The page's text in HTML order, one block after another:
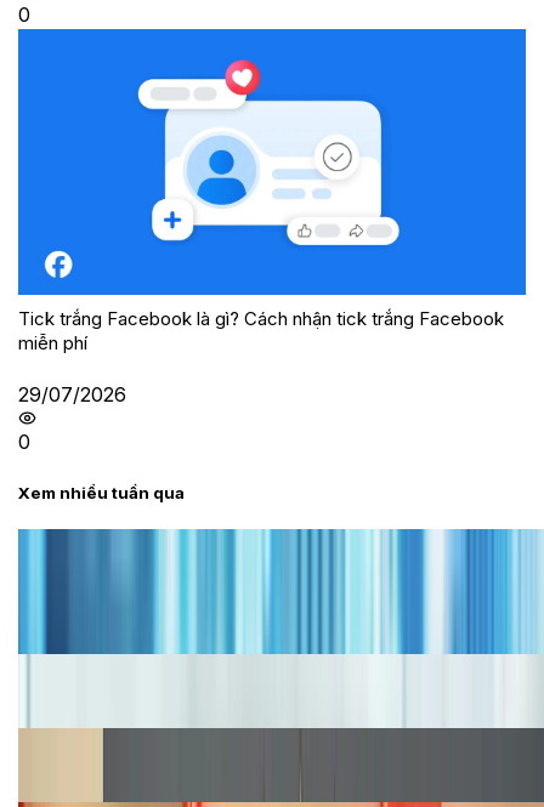
0
Tick trắng Facebook là gì? Cách nhận tick trắng Facebook
miễn phí
29/07/2026
0
Xem nhiều tuần qua